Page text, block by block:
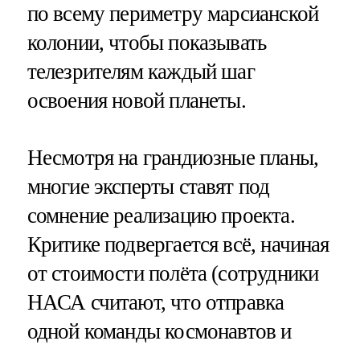
по всему периметру марсианской
колонии, чтобы показывать
телезрителям каждый шаг
освоения новой планеты.
Несмотря на грандиозные планы,
многие эксперты ставят под
сомнение реализацию проекта.
Критике подвергается всё, начиная
от стоимости полёта (сотрудники
НАСА считают, что отправка
одной команды космонавтов и